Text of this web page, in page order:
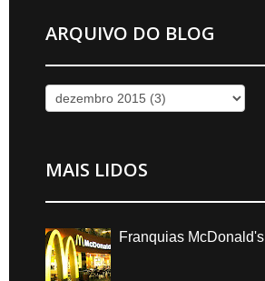
ARQUIVO DO BLOG
MAIS LIDOS
Franquias McDonald's